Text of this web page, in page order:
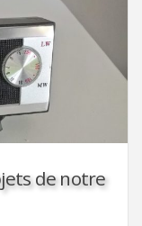
de notre